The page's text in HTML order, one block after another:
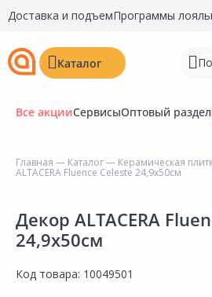
Доставка и подъемПрограммы
Каталог
Войти
Регистрация
Избранное
Все акцииСервисыОптовый раздел
Главная — Каталог— Керамическая
ALTACERA Fluence Celeste 24,9х50см
Декор ALTACERA
24,9х50см
Код товара: 10049501